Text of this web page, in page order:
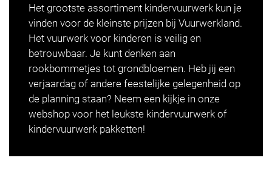
Het grootste assortiment kindervuurwerk kun je
vinden voor de kleinste prijzen bij Vuurwerkland.
Het vuurwerk voor kinderen is veilig en
betrouwbaar. Je kunt denken aan
rookbommetjes tot grondbloemen. Heb jij een
verjaardag of andere feestelijke gelegenheid op
de planning staan? Neem een kijkje in onze
webshop voor het leukste kindervuurwerk of
kindervuurwerk pakketten!